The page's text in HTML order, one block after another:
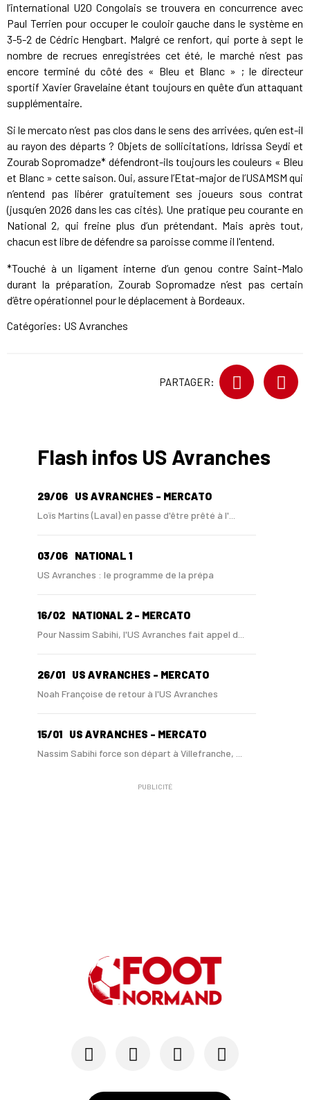
l’international U20 Congolais se trouvera en concurrence avec
Paul Terrien pour occuper le couloir gauche dans le système en
3-5-2 de Cédric Hengbart. Malgré ce renfort, qui porte à sept le
nombre de recrues enregistrées cet été, le marché n’est pas
encore terminé du côté des « Bleu et Blanc » ; le directeur
sportif Xavier Gravelaine étant toujours en quête d’un attaquant
supplémentaire.
Si le mercato n’est pas clos dans le sens des arrivées, qu’en est-il
au rayon des départs ? Objets de sollicitations, Idrissa Seydi et
Zourab Sopromadze* défendront-ils toujours les couleurs « Bleu
et Blanc » cette saison. Oui, assure l’Etat-major de l’USAMSM qui
n’entend pas libérer gratuitement ses joueurs sous contrat
(jusqu’en 2026 dans les cas cités). Une pratique peu courante en
National 2, qui freine plus d’un prétendant. Mais après tout,
chacun est libre de défendre sa paroisse comme il l'entend.
*Touché à un ligament interne d’un genou contre Saint-Malo
durant la préparation, Zourab Sopromadze n’est pas certain
d’être opérationnel pour le déplacement à Bordeaux.
Catégories: US Avranches
PARTAGER:
Flash infos US Avranches
29/06 US AVRANCHES - MERCATO
Loïs Martins (Laval) en passe d'être prêté à l'...
03/06 NATIONAL 1
US Avranches : le programme de la prépa
16/02 NATIONAL 2 - MERCATO
Pour Nassim Sabihi, l'US Avranches fait appel d...
26/01 US AVRANCHES - MERCATO
Noah Françoise de retour à l'US Avranches
15/01 US AVRANCHES - MERCATO
Nassim Sabihi force son départ à Villefranche, ...
FC ROUEN - MERCATO
Idrissa Seydi (US Avranches) en direction du FC...
Jordan Adéoti, le portrait type d'un cadre à l'...
PUBLICITÉ